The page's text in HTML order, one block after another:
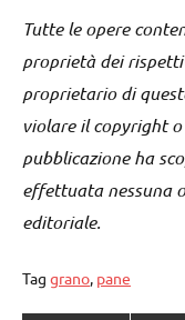
Tutte le opere
proprietà dei
proprietario di
violare il copyright
pubblicazione ha
effettuata nessuna
editoriale.
Tag grano, pane